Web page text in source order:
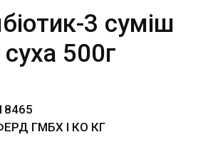
3 суміш
500г
ГМБХ І КО КГ